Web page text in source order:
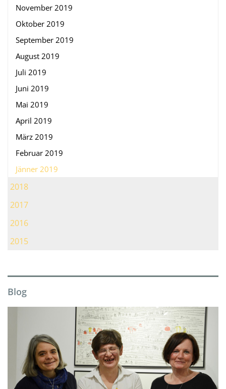
November 2019
Oktober 2019
September 2019
August 2019
Juli 2019
Juni 2019
Mai 2019
April 2019
März 2019
Februar 2019
Jänner 2019
2018
2017
2016
2015
Blog